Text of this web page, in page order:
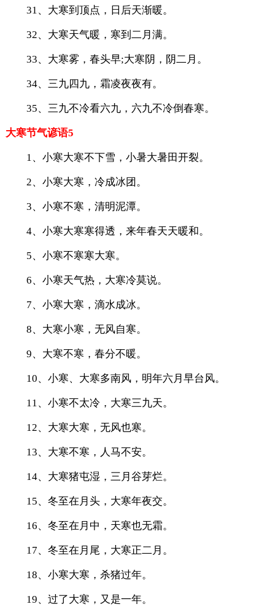
31、大寒到顶点，日后天渐暖。
32、大寒天气暖，寒到二月满。
33、大寒雾，春头早;大寒阴，阴二月。
34、三九四九，霜凌夜夜有。
35、三九不冷看六九，六九不冷倒春寒。
大寒节气谚语5
1、小寒大寒不下雪，小暑大暑田开裂。
2、小寒大寒，冷成冰团。
3、小寒不寒，清明泥潭。
4、小寒大寒寒得透，来年春天天暖和。
5、小寒不寒寒大寒。
6、小寒天气热，大寒冷莫说。
7、小寒大寒，滴水成冰。
8、大寒小寒，无风自寒。
9、大寒不寒，春分不暖。
10、小寒、大寒多南风，明年六月早台风。
11、小寒不太冷，大寒三九天。
12、大寒大寒，无风也寒。
13、大寒不寒，人马不安。
14、大寒猪屯湿，三月谷芽烂。
15、冬至在月头，大寒年夜交。
16、冬至在月中，天寒也无霜。
17、冬至在月尾，大寒正二月。
18、小寒大寒，杀猪过年。
19、过了大寒，又是一年。